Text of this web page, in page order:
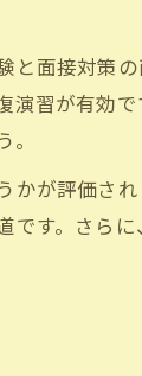
面接対策
習が有効
が評価さ
す。さら